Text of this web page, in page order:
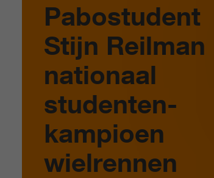
Pabostudent
Stijn Reilman
nationaal
studenten­
kampioen
wielrennen